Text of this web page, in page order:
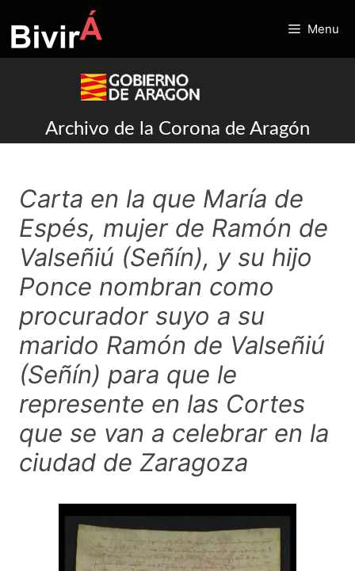
to
content
Menu
Archivo de la Corona de Aragón
Carta en la que María de
Espés, mujer de Ramón de
Valseñiú (Señín), y su hijo
Ponce nombran como
procurador suyo a su
marido Ramón de Valseñiú
(Señín) para que le
represente en las Cortes
que se van a celebrar en la
ciudad de Zaragoza